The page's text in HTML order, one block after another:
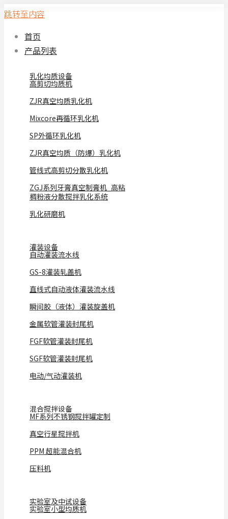
跳转至内容
首页
产品列表
乳化均质设备
高剪切均质机
ZJR真空均质乳化机
Mixcore再循环乳化机
SP外循环乳化机
ZJR真空均质（防爆）乳化机
管线式高剪切分散乳化机
ZGJ系列牙膏真空制膏机_高粘
稠粉液分散搅拌乳化系统
乳化研磨机
灌装设备
自动灌装流水线
GS-8灌装轧盖机
直线式自动液体灌装流水线
瞬间胶（液体）灌装旋盖机
金属软管灌装封尾机
FGF软管灌装封尾机
SGF软管灌装封尾机
电动/气动灌装机
混合搅拌设备
MF系列不锈钢搅拌罐定制
真空行星搅拌机
PPM 超能混合机
压料机
实验室及中试设备
实验室小型均质机